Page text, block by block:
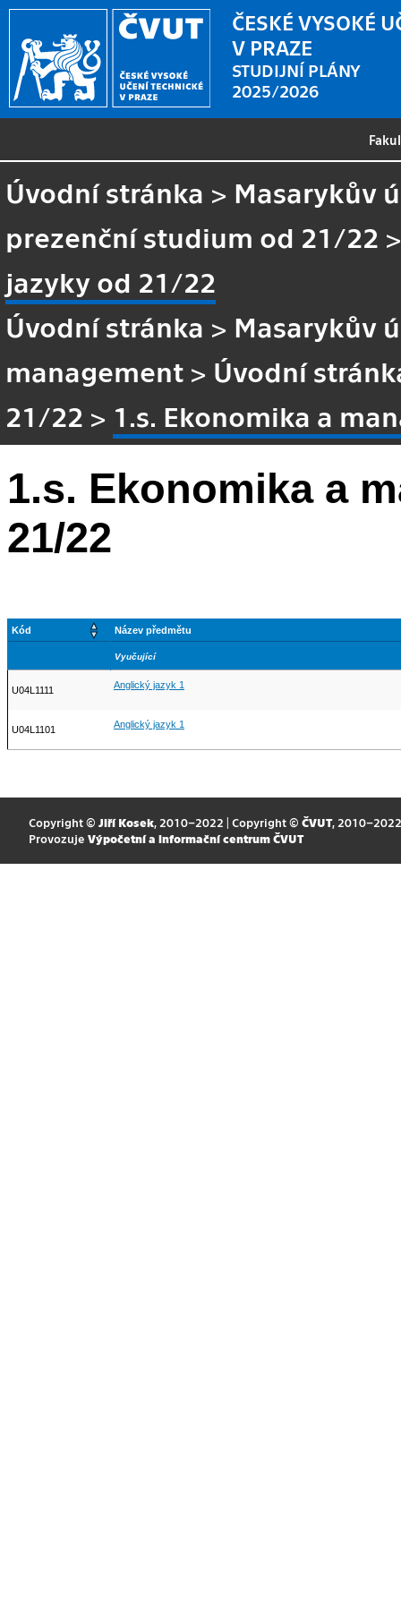
ČESKÉ VYSOKÉ
V PRAZE
STUDIJNÍ PLÁNY
2025/2026
Úvodní stránka > Masarykův
prezenční studium od 21/22
jazyky od 21/22
Úvodní stránka > Masarykův
management > Úvodní
21/22 > 1.s. Ekonomika a
1.s. Ekonomika a
21/22
Kód Název předmětu
Vyučující
U04L1111 Anglický jazyk 1
U04L1101 Anglický jazyk 1
Copyright © Jiří Kosek, 2010–2022 | Copyright © ČVUT, 2010–2022
Provozuje Výpočetní a informační centrum ČVUT